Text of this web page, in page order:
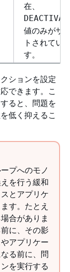
在、
値のみがサ
トされてい
す。
ションを設定
できます。こ
ると、問題を
低く抑えるこ
プへのモノ
を行う緩和
とアプリケ
す。たとえ
合がありま
に、その影
アプリケー
る前に、問
を実行する